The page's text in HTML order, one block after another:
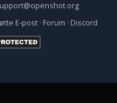
E-post · Forum · Discord